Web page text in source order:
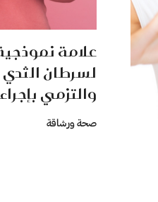
علامة
لسرطان
والتزمي
صحة ورشاقة